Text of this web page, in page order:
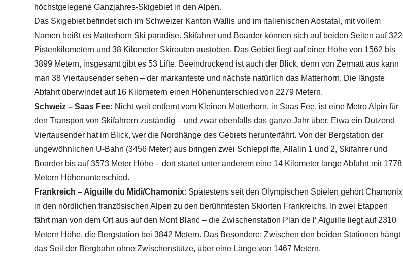
höchstgelegene Ganzjahres-Skigebiet in den Alpen.
Das Skigebiet befindet sich im Schweizer Kanton Wallis und im italienischen Aostatal, mit vollem
Namen heißt es Matterhorn Ski paradise. Skifahrer und Boarder können sich auf beiden Seiten auf 322
Pistenkilometern und 38 Kilometer Skirouten austoben. Das Gebiet liegt auf einer Höhe von 1562 bis
3899 Metern, insgesamt gibt es 53 Lifte. Beeindruckend ist auch der Blick, denn von Zermatt aus kann
man 38 Viertausender sehen – der markanteste und nächste natürlich das Matterhorn. Die längste
Abfahrt überwindet auf 16 Kilometern einen Höhenunterschied von 2279 Metern.
Schweiz – Saas Fee: Nicht weit entfernt vom Kleinen Matterhorn, in Saas Fee, ist eine MetroAlpin für
den Transport von Skifahrern zuständig – und zwar ebenfalls das ganze Jahr über. Etwa ein Dutzend
Viertausender hat im Blick, wer die Nordhänge des Gebiets herunterfährt. Von der Bergstation der
ungewöhnlichen U-Bahn (3456 Meter) aus bringen zwei Schlepplifte, Allalin 1 und 2, Skifahrer und
Boarder bis auf 3573 Meter Höhe – dort startet unter anderem eine 14 Kilometer lange Abfahrt mit 1778
Metern Höhenunterschied.
Frankreich – Aiguille du Midi/Chamonix: Spätestens seit den Olympischen Spielen gehört Chamonix
in den nördlichen französischen Alpen zu den berühmtesten Skiorten Frankreichs. In zwei Etappen
fährt man von dem Ort aus auf den Mont Blanc – die Zwischenstation Plan de l‘ Aiguille liegt auf 2310
Metern Höhe, die Bergstation bei 3842 Metern. Das Besondere: Zwischen den beiden Stationen hängt
das Seil der Bergbahn ohne Zwischenstütze, über eine Länge von 1467 Metern.